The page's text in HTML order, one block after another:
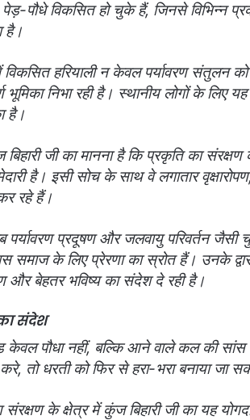
पौधे विकसित हो चुके हैं, जिनसे विभिन्न
है।
विकसित हरियाली न केवल पर्यावरण संतुलन
भूमिका निभा रही है। स्थानीय लोगों के
है।
बिहारी जी का मानना है कि प्रकृति का
है। इसी सोच के साथ वे लगातार
रहे हैं।
प्रदूषण और जलवायु परिवर्तन जैसी
समाज के लिए प्रेरणा का स्रोत हैं। उनके
और बेहतर भविष्य का संदेश दे रही है।
संदेश
केवल पौधा नहीं, बल्कि आने वाले कल की
तो धरती को फिर से हरा-भरा बनाया जा
संरक्षण के क्षेत्र में कुंज बिहारी जी का यह